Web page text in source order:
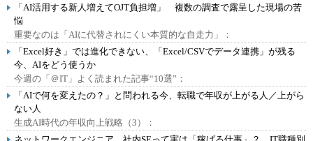
「AI活用する新人増えてOJT負担増」 複数の調査で露呈した現場の苦
悩
重要なのは「AIに代替されにくい本質的な自走力」：
「Excel好き」では進化できない、「Excel/CSVでデータ連携」が残る
今、AIをどう使うか
今週の「＠IT」よく読まれた記事“10選”：
「AIで何を変えたの？」と問われる今、転職で年収が上がる人／上がら
ない人
生成AI時代の年収向上戦略（3）：